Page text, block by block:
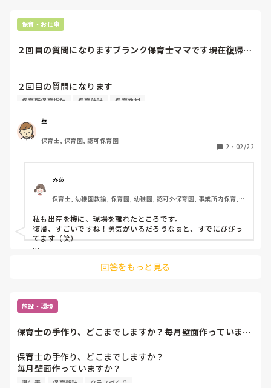
保育・お仕事
２回目の質問になりますブランク保育士ママです現在復帰に
２回目の質問になります
現在復帰に向けて本を読んだり
調べたりしていますが、やる気がなかなか不安です…
コロナの中どのような勉強
知識や技術を再度身につけて復帰に挑んだか
またおすすめの本や
勉強の仕方など、こんな風にしていくといいよーなど経験談
もありましたら、教えていただけると幸いです。
現場の対応で変わったことなども知れればうれしいです
こどもの病気、発達に関する知識を勉強中したいです。
よろしくお願いします。
保育所保育指針 保育雑誌 保育教材
華
保育士, 保育園, 認可保育園
2 ・ 02/22
みあ
保育士, 幼稚園教諭, 保育園, 幼稚園, 認可外保育園, 事業所内保育,
私も出産を機に、現場を離れたところです。
復帰、すごいですね！勇気がいるだろうなぁと、すでにびびっ
てます（笑）
が、病気や怪我に対する、応急処置や救護の仕方、知識を学び
ました。
過去の保育経験と子育てで、ある程度は分かっている部分だと
たいなぁと思います。
いざ、怪我の処置！となった時に、ささっと正しい対応をでき
ると自信にもなるので…
回答をもっと見る
施設・環境
保育士の手作り、どこまでしますか？毎月壁面作っています
保育士の手作り、どこまでしますか？
毎月壁面作っていますか？
誕生表 保育雑誌 クラスづくり